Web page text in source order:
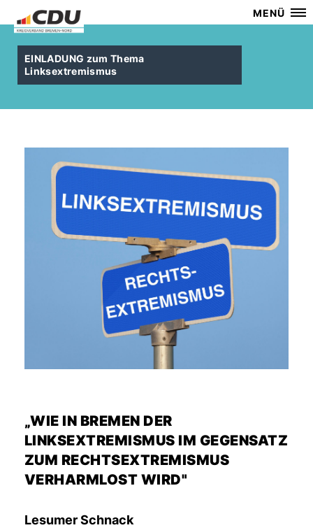
MENÜ
EINLADUNG zum Thema
Linksextremismus
WIE IN BREMEN DER
LINKSEXTREMISMUS IM GEGENSATZ
ZUM RECHTSEXTREMISMUS
VERHARMLOST WIRD"
Lesumer Schnack